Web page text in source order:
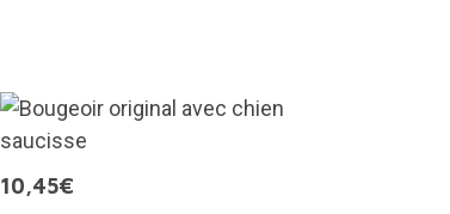
10,45€